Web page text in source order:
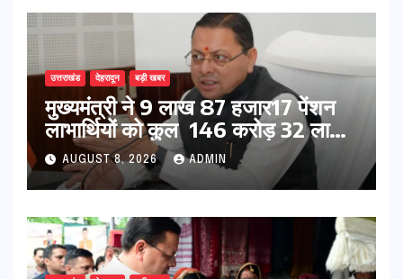
उत्तराखंड देहरादून बड़ी खबर
मुख्यमंत्री ने 9 लाख 87 हजार17 पेंशन
लाभार्थियों को कुल 146 करोड़ 32 लाख
की पेंशन राशि का किया भुगतान
AUGUST 8, 2026 ADMIN